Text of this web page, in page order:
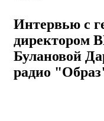
Интервью с
директором
Булановой
радио